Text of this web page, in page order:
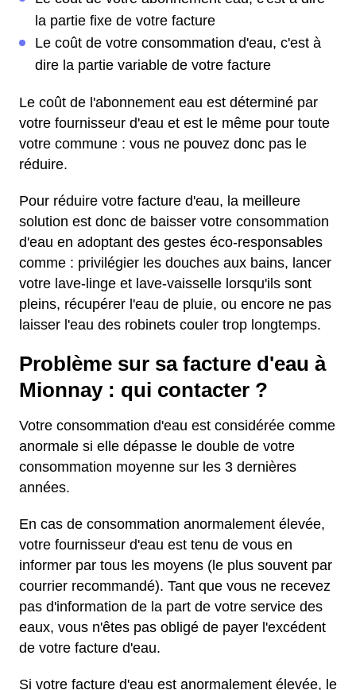
la partie fixe de votre facture
Le coût de votre consommation d'eau, c'est à
dire la partie variable de votre facture
Le coût de l'abonnement eau est déterminé par
votre fournisseur d'eau et est le même pour toute
votre commune : vous ne pouvez donc pas le
réduire.
Pour réduire votre facture d'eau, la meilleure
solution est donc de baisser votre consommation
d'eau en adoptant des gestes éco-responsables
comme : privilégier les douches aux bains, lancer
votre lave-linge et lave-vaisselle lorsqu'ils sont
pleins, récupérer l'eau de pluie, ou encore ne pas
laisser l'eau des robinets couler trop longtemps.
Problème sur sa facture d'eau à
Mionnay : qui contacter ?
Votre consommation d'eau est considérée comme
anormale si elle dépasse le double de votre
consommation moyenne sur les 3 dernières
années.
En cas de consommation anormalement élevée,
votre fournisseur d'eau est tenu de vous en
informer par tous les moyens (le plus souvent par
courrier recommandé). Tant que vous ne recevez
pas d'information de la part de votre service des
eaux, vous n'êtes pas obligé de payer l'excédent
de votre facture d'eau.
Si votre facture d'eau est anormalement élevée, le